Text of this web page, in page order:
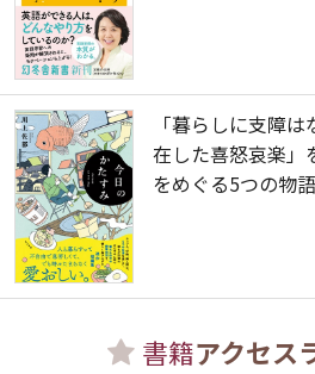
「暮らしに支障
在した喜怒哀楽」
をめぐる5つの物語
書籍アクセス